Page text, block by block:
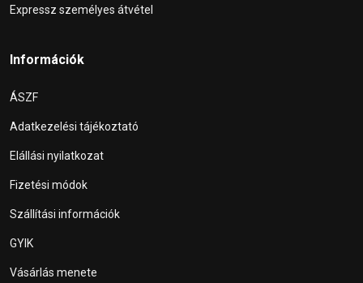
Expressz személyes átvétel
Információk
ÁSZF
Adatkezelési tájékoztató
Elállási nyilatkozat
Fizetési módok
Szállítási információk
GYIK
Vásárlás menete